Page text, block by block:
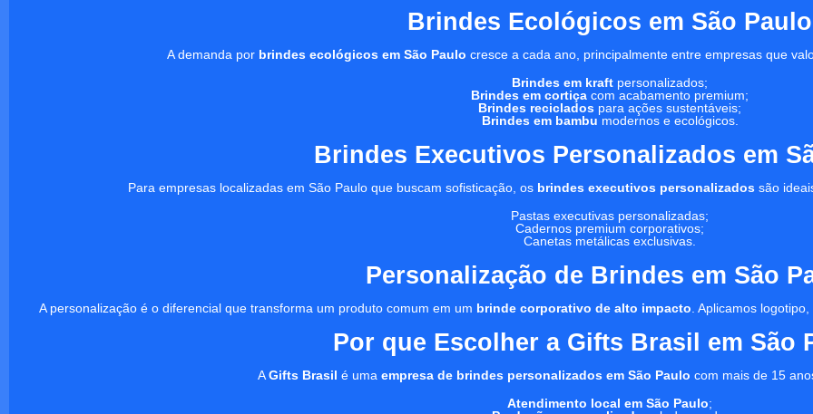
Brindes Ecológicos em São Paulo
A demanda por brindes ecológicos em São Paulo cresce a cada ano, principalmente entre empresas que
Brindes em kraft personalizados;
Brindes em cortiça com acabamento premium;
Brindes reciclados para ações sustentáveis;
Brindes em bambu modernos e ecológicos.
Brindes Executivos Personalizados em
Para empresas localizadas em São Paulo que buscam sofisticação, os brindes executivos personalizados são
Pastas executivas personalizadas;
Cadernos premium corporativos;
Canetas metálicas exclusivas.
Personalização de Brindes em São
A personalização é o diferencial que transforma um produto comum em um brinde corporativo de alto impacto . Aplicamos
Por que Escolher a Gifts Brasil em São
AGifts Brasil é uma empresa de brindes personalizados em São Paulo com mais de 15
Atendimento local em São Paulo;